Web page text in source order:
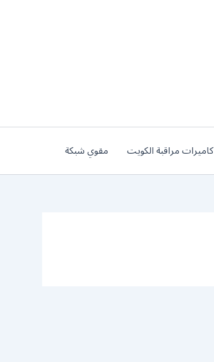
كاميرات مراقبة الكويت مقوي شبكة